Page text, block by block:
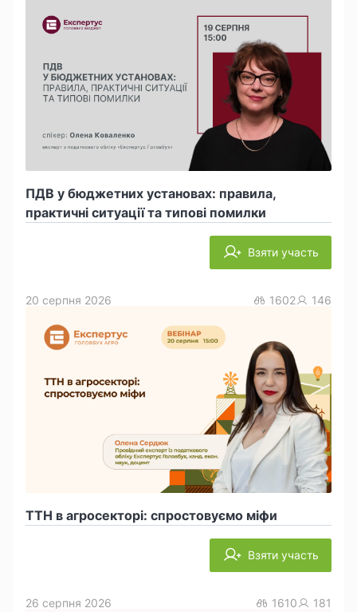
ПДВ у бюджетних установах: правила,
практичні ситуації та типові помилки
Взяти участь
ТТН в агросекторі: спростовуємо міфи
20 серпня 2026 1602 146
Взяти участь
26 серпня 2026 1610 181